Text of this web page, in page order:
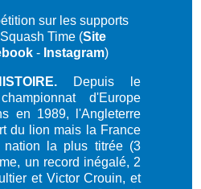
sur les supports
Time (Site
- Instagram)
Depuis le
d'Europe
en 1989, l'Angleterre
du lion mais la France
nation la plus titrée (3
un record inégalé, 2
et Victor Crouin, et